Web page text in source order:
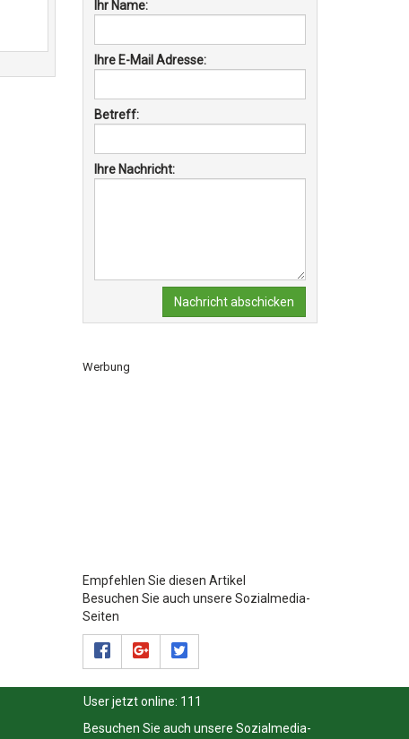
Ihr Name:
Ihre E-Mail Adresse:
Betreff:
Ihre Nachricht:
Nachricht abschicken
Werbung
Empfehlen Sie diesen Artikel
Besuchen Sie auch unsere Sozialmedia-
Seiten
User jetzt online: 111
Besuchen Sie auch unsere Sozialmedia-